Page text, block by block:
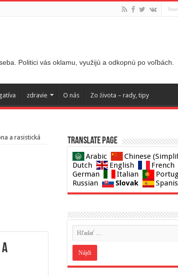
Politici vás oklamu, využijú a odkopnú po voľbách.
zdravie O nás Zo života – rady, tipy
a rasistická Translate page
Arabic
Chinese
Dutch
English
French
German
Italian
Russian
Slovak